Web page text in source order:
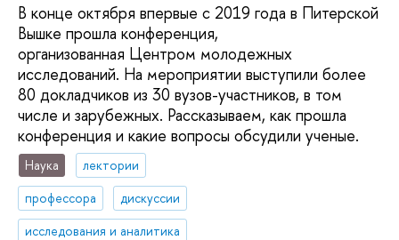
В конце октября впервые с 2019 года в Питерской
Вышке прошла конференция,
организованная Центром молодежных
исследований. На мероприятии выступили более
80 докладчиков из 30 вузов-участников, в том
числе и зарубежных. Рассказываем, как прошла
конференция и какие вопросы обсудили ученые.
Наука
лектории
профессора
дискуссии
исследования и аналитика